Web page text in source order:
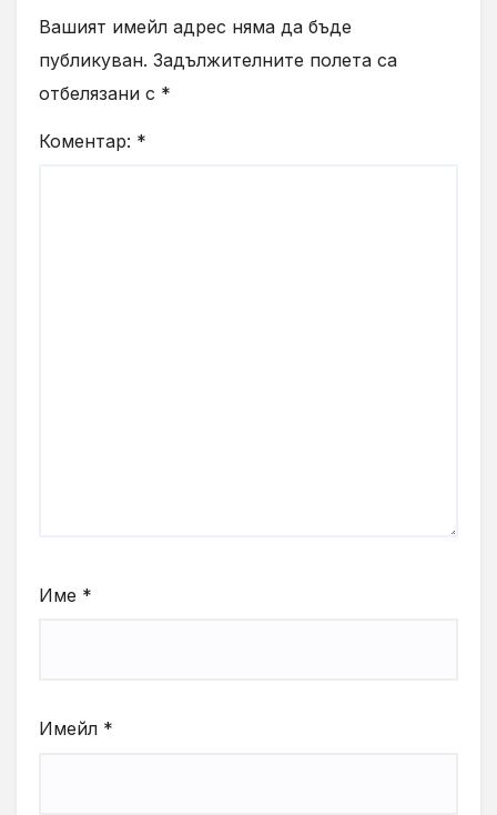
Вашият имейл адрес няма да бъде
публикуван. Задължителните полета са
отбелязани с *
Коментар: *
Име *
Имейл *